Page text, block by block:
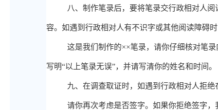
八、 制作笔录后，要将笔录交行政相对人
容。如遇到行政相对人有不识字或其他阅读障碍
这是我们制作的××笔录，请你仔细核对笔
写明“以上笔录无误”，并请写清你的姓名和时间
九、 在调查取证时，如遇到行政相对人拒
请你再次考虑是否签字。如果你拒绝签字